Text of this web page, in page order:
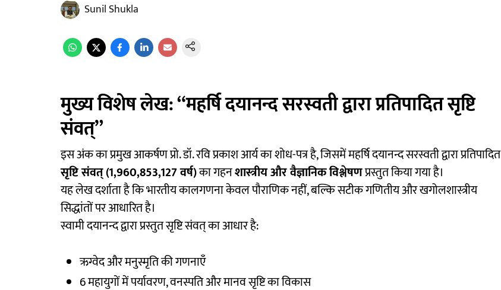
Sunil Shukla
मुख्य विशेष लेख: “महर्षि दयानन्द सरस्वती द्वारा प्रतिपादित सृष्टि
संवत्”
इस अंक का प्रमुख आकर्षण प्रो. डॉ. रवि प्रकाश आर्य का शोध-पत्र है, जिसमें महर्षि दयानन्द सरस्वती द्वारा प्रतिपादित
सृष्टि संवत् (1,960,853,127 वर्ष)का गहनशास्त्रीय और वैज्ञानिक विश्लेषणप्रस्तुत किया गया है।
यह लेख दर्शाता है कि भारतीय कालगणना केवल पौराणिक नहीं, बल्कि सटीक गणितीय और खगोलशास्त्रीय
सिद्धांतों पर आधारित है।
स्वामी दयानन्द द्वारा प्रस्तुत सृष्टि संवत् का आधार है:
ऋग्वेद और मनुस्मृति की गणनाएँ
6 महायुगों में पर्यावरण, वनस्पति और मानव सृष्टि का विकास